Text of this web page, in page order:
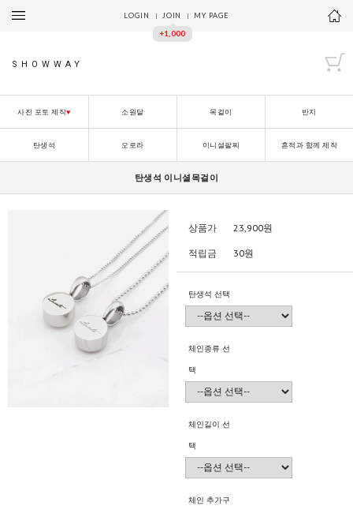
LOGIN JOIN
+1,000
MY PAGE
SHOWWAY
사진 포토 제작♥ 소원달 목걸이 반지
탄생석 오로라 이니셜팔찌 흔적과 함께 제작
탄생석 이니셜목걸이
상품가 23,900원
적립금 30원
탄생석 선택
체인종류 선
택
체인길이 선
택
체인 추가구